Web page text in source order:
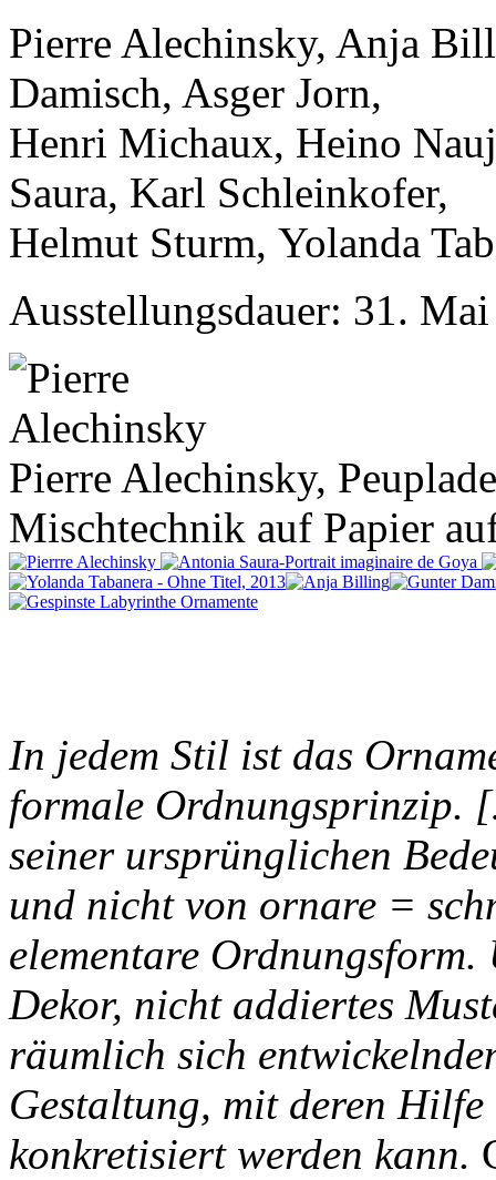
Pierre Alechinsky, Anja
Damisch, Asger Jorn,
Henri Michaux, Heino
Saura, Karl Schleinkofer,
Helmut Sturm, Yolanda
Ausstellungsdauer: 31.
Pierre Alechinsky,
Mischtechnik auf Papier
In jedem Stil ist das
formale Ordnungsprinzip.
seiner ursprünglichen
und nicht von ornare =
elementare
Dekor, nicht addiertes
räumlich sich
Gestaltung, mit deren
konkretisiert werden kann.